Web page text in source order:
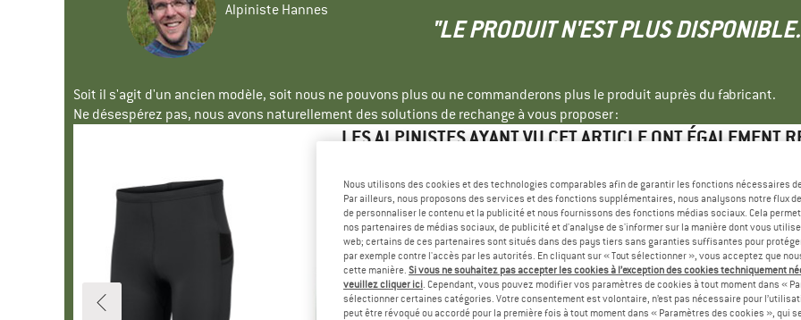
Alpiniste Hannes
"LE PRODUIT N'EST PLUS
Soit il s'agit d'un ancien modèle, soit nous ne pouvons plus ou ne commanderons plus le produit auprès du fabricant.
Ne désespérez pas, nous avons naturellement des solutions de rechange à vous proposer :
LES ALPINISTES AYANT VU CET ARTICLE ONT ÉGALEMENT
Nous utilisons des cookies et des technologies comparables afin de garantir les fonctions nécessaires
Par ailleurs, nous proposons des services et des fonctions supplémentaires, nous analysons notre flux
de personnaliser le contenu et la publicité et nous fournissons des fonctions médias sociaux. Cela
nos partenaires de médias sociaux, de publicité et d'analyse de s'informer sur la manière dont vous
web; certains de ces partenaires sont situés dans des pays tiers sans garanties suffisantes pour
par exemple contre l'accès par les autorités. En cliquant sur « Tout sélectionner », vous acceptez que
cette manière. Si vous ne souhaitez pas accepter les cookies à l’exception des cookies techniquement
veuillez cliquer ici. Cependant, vous pouvez modifier vos paramètres de cookies à tout moment dans «
sélectionner certaines catégories. Votre consentement est volontaire, n’est pas nécessaire pour
peut être révoqué ou accordé pour la première fois à tout moment dans « Paramètres des cookies », qui